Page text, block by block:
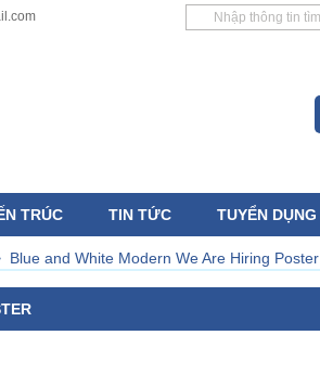
TRÚC TIN TỨC TUYỂN DỤNG
Blue and White Modern We Are Hiring Poster